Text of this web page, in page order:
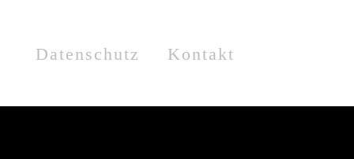
Datenschutz Kontakt